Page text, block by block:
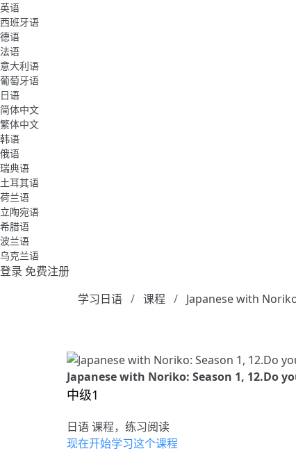
英语
西班牙语
德语
法语
意大利语
葡萄牙语
日语
简体中文
繁体中文
韩语
俄语
瑞典语
土耳其语
荷兰语
立陶宛语
希腊语
波兰语
乌克兰语
登录 免费注册
学习日语
课程 Japanese with
Japanese with Noriko: Season 1, 12.Do
中级1
日语 课程，练习阅读
现在开始学习这个课程